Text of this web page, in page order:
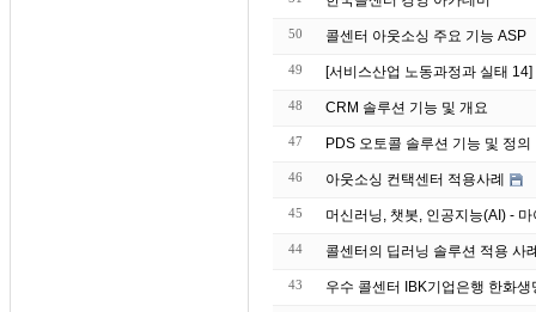
50 콜센터 아웃소싱 주요 기능 ASP
49 [서비스산업 노동과정과 실태
48 CRM 솔루션 기능 및 개요
47 PDS 오토콜 솔루션 기능 및 정의
46 아웃소싱 컨택센터 적용사례
45 머신러닝, 챗봇, 인공지능(AI) -
44
43 우수 콜센터 IBK기업